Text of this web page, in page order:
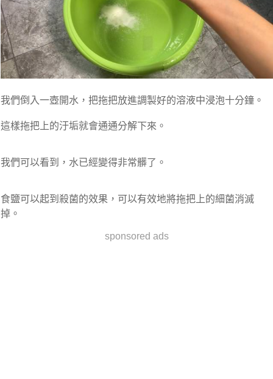
我們倒入一壺開水，把拖把放進調製好的溶液中浸泡十分鐘。
這樣拖把上的汙垢就會通通分解下來。
我們可以看到，水已經變得非常髒了。
食鹽可以起到殺菌的效果，可以有效地將拖把上的細菌消滅
掉。
sponsored ads